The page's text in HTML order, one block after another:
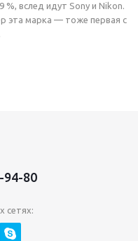
вслед идут Sony и Nikon.
эта марка — тоже первая с
94-80
сетях: